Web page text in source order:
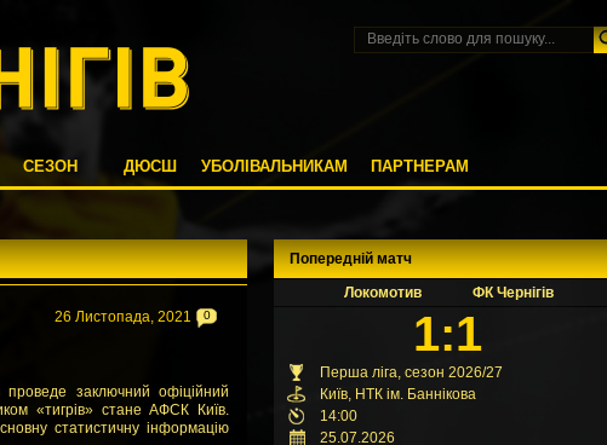
СЕЗОН ДЮСШ УБОЛІВАЛЬНИКАМ ПАРТНЕРАМ
0
26 Листопада, 2021
заключний офіційний
«тигрів» стане АФСК Київ.
статистичну інформацію
Попередній матч
Локомотив
ФК Чернігів
1:1
Перша ліга, сезон 2026/27
Київ, НТК ім. Баннікова
14:00
25.07.2026